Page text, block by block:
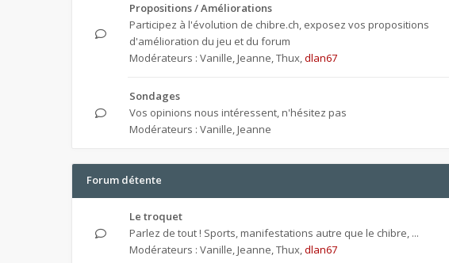
Propositions / Améliorations
Participez à l'évolution de chibre.ch, exposez vos propositions
d'amélioration du jeu et du forum
Modérateurs : Vanille, Jeanne,Thux,dlan67
Sondages
Vos opinions nous intéressent, n'hésitez pas
Modérateurs : Vanille, Jeanne
Forum détente
Le troquet
Parlez de tout ! Sports, manifestations autre que le chibre, ...
Modérateurs : Vanille, Jeanne,Thux,dlan67